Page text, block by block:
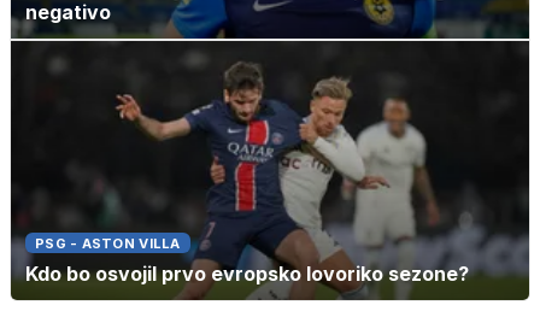
negativo
PSG - ASTON VILLA
Kdo bo osvojil prvo evropsko lovoriko sezone?